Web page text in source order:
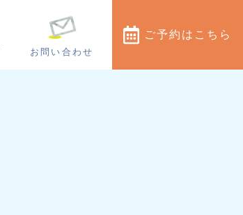
お問い合わせ
ご予約 はこちら